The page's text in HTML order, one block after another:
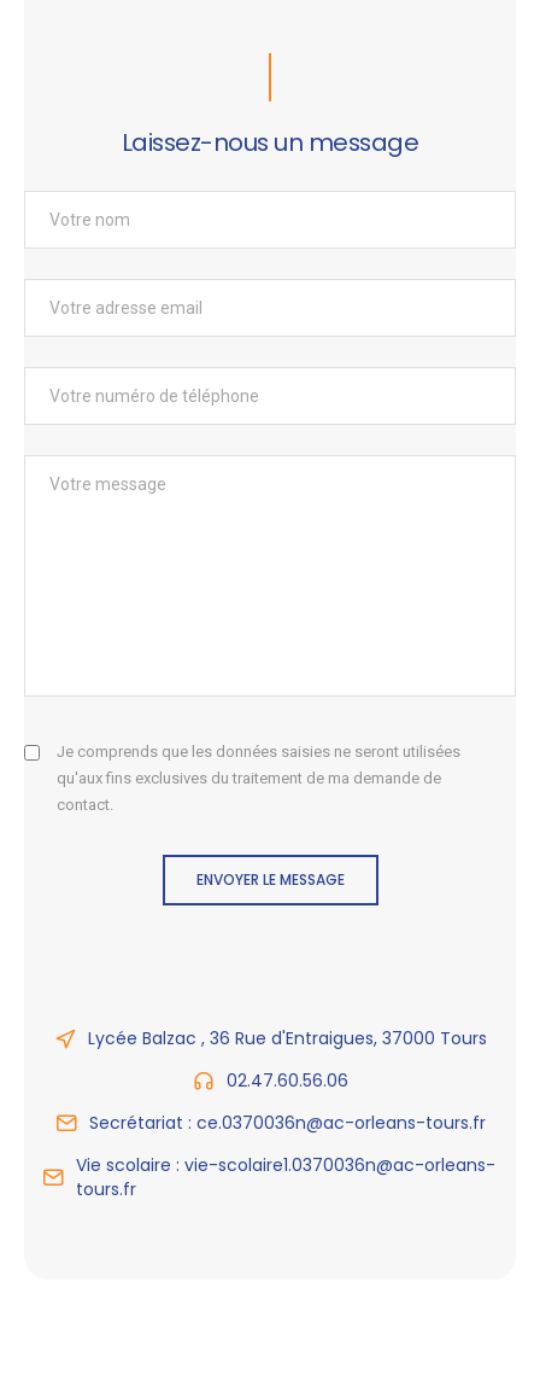
Laissez-nous un message
Je comprends que les données saisies ne seront utilisées
qu'aux fins exclusives du traitement de ma demande de
contact.
ENVOYER LE MESSAGE
Lycée Balzac , 36 Rue d'Entraigues, 37000 Tours
02.47.60.56.06
Secrétariat : ce.0370036n@ac-orleans-tours.fr
Vie scolaire : vie-scolaire1.0370036n@ac-orleans-
tours.fr